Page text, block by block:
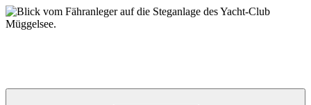
Zum
Inhalt